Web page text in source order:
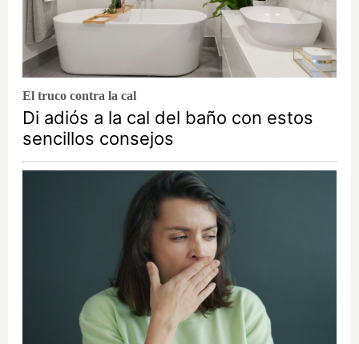
El truco contra la cal
Di adiós a la cal del baño con estos
sencillos consejos